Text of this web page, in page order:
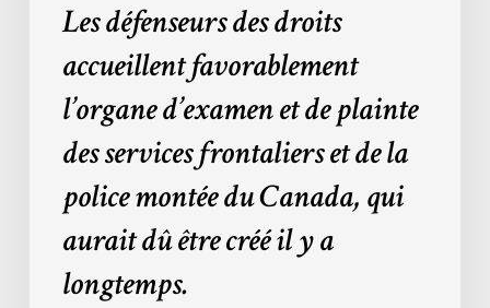
montée
Canada,
Les défenseurs des droits
accueillent favorablement
l’organe d’examen et de plainte
des services frontaliers et de la
police montée du Canada, qui
aurait dû être créé il y a
longtemps.